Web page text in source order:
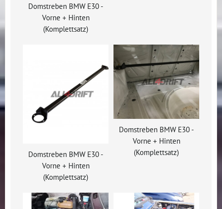
Domstreben BMW E30 -
Vorne + Hinten
(Komplettsatz)
Domstreben BMW E30 -
Vorne + Hinten
(Komplettsatz)
Domstreben BMW E30 -
Vorne + Hinten
(Komplettsatz)